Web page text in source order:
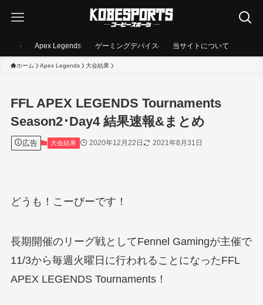
Apex Legends ゲーミングデバイス 当サイトについて
ホーム Apex Legends 大会結果
FFL APEX LEGENDS Tournaments
Season2･Day4 結果速報&まとめ
広告 大会結果 2020年12月22日 2021年8月31日
どうも！こーびーです！
長期開催のリーグ戦としてFennel Gamingが主催で
11/3から毎週火曜日に行われることになったFFL
APEX LEGENDS Tournaments！